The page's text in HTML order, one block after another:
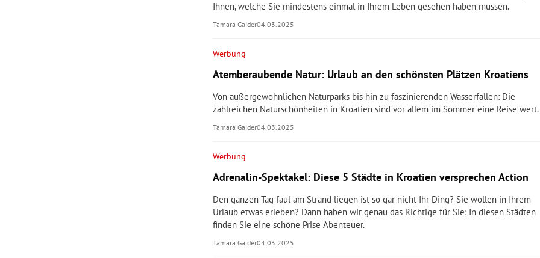
Ihnen, welche Sie mindestens einmal in Ihrem Leben gesehen haben müssen.
Tamara Gaider04.03.2025
Werbung
Atemberaubende Natur: Urlaub an den schönsten Plätzen Kroatiens
Von außergewöhnlichen Naturparks bis hin zu faszinierenden Wasserfällen: Die
zahlreichen Naturschönheiten in Kroatien sind vor allem im Sommer eine Reise wert.
Tamara Gaider04.03.2025
Werbung
Adrenalin-Spektakel: Diese 5 Städte in Kroatien versprechen Action
Den ganzen Tag faul am Strand liegen ist so gar nicht Ihr Ding? Sie wollen in Ihrem
Urlaub etwas erleben? Dann haben wir genau das Richtige für Sie: In diesen Städten
finden Sie eine schöne Prise Abenteuer.
Tamara Gaider04.03.2025